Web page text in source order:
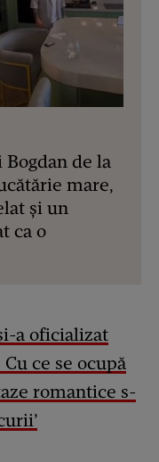
Bogdan de la
mare,
și un
ca o
a oficializat
ce se ocupă
romantice s-